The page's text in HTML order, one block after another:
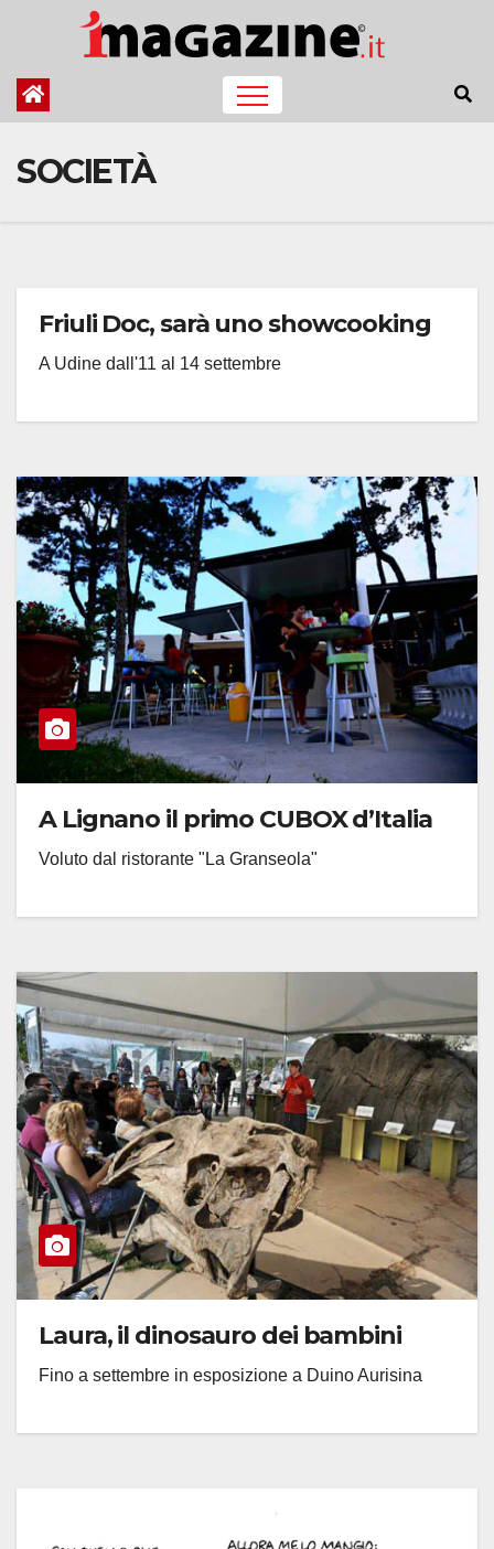
contenuto
SOCIETÀ
Friuli Doc, sarà uno showcooking
A Udine dall'11 al 14 settembre
A Lignano il primo CUBOX d’Italia
Voluto dal ristorante "La Granseola"
Laura, il dinosauro dei bambini
Fino a settembre in esposizione a Duino Aurisina